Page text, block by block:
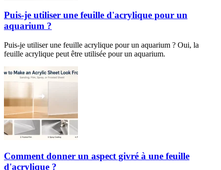
Puis-je utiliser une feuille d'acrylique pour un
aquarium ?
Puis-je utiliser une feuille acrylique pour un aquarium ? Oui, la
feuille acrylique peut être utilisée pour un aquarium.
Comment donner un aspect givré à une feuille
d'acrylique ?